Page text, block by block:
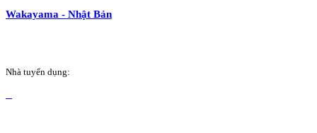
Wakayama - Nhật Bản
Nhà tuyển dụng: